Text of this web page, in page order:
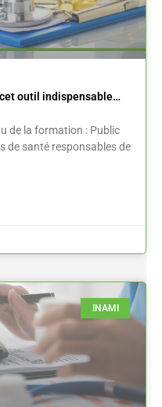
outil indispensable…
de la formation : Public
de santé responsables de
INAMI